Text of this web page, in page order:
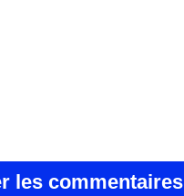
les commentaires